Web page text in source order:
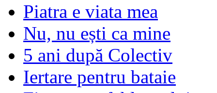
Piatra e viata mea
Nu, nu ești ca mine
5 ani după Colectiv
Iertare pentru bataie